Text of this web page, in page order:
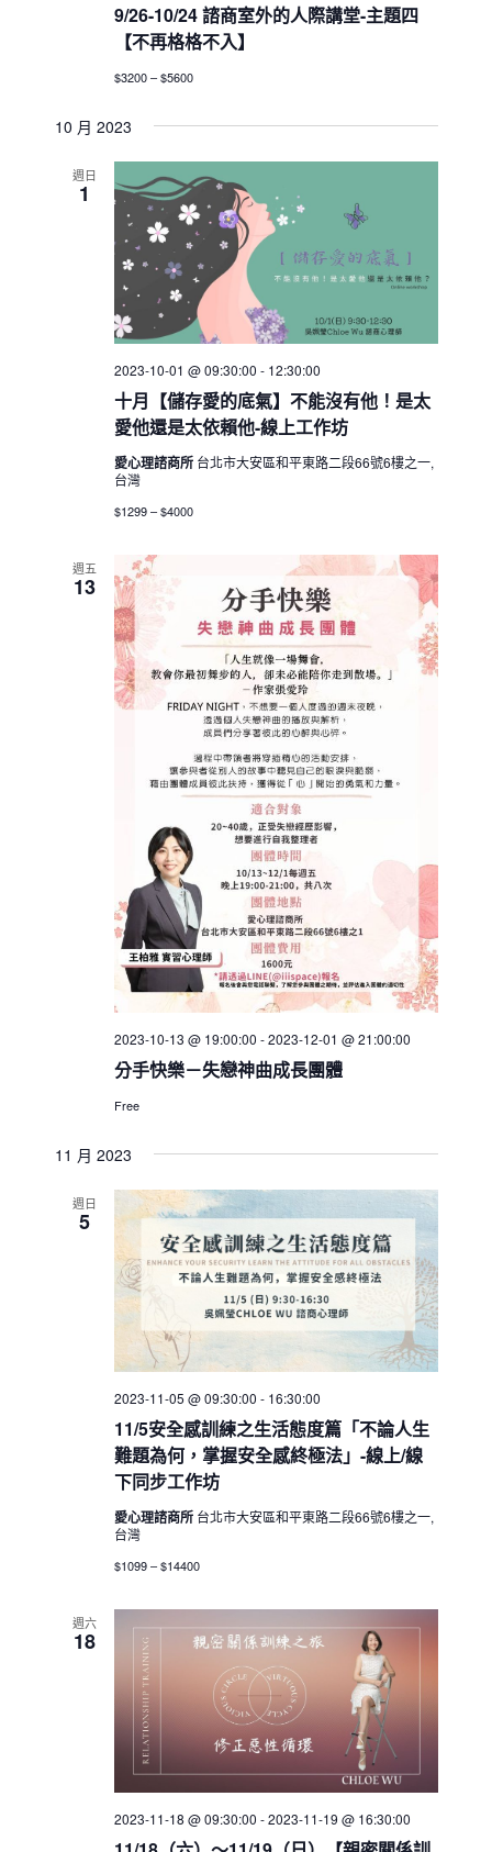
9/26-10/24 諮商室外的人際講堂-主題四
【不再格格不入】
$3200 – $5600
10 月 2023
週日
1
十月【儲存愛的底氣】不能沒有他！是太
愛他還是太依賴他-線上工作坊
2023-10-01 @ 09:30:00 - 12:30:00
愛心理諮商所 台北市大安區和平東路二段66號6樓之一,
台灣
$1299 – $4000
週五
13
分手快樂－失戀神曲成長團體
2023-10-13 @ 19:00:00 -2023-12-01 @ 21:00:00
Free
11 月 2023
週日
5
11/5安全感訓練之生活態度篇「不論人生
難題為何，掌握安全感終極法」-線上/線
下同步工作坊
2023-11-05 @ 09:30:00 - 16:30:00
愛心理諮商所 台北市大安區和平東路二段66號6樓之一,
台灣
$1099 – $14400
週六
18
2023-11-18 @ 09:30:00 -2023-11-19 @ 16:30:00